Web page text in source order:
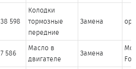
38 598
Колодки
тормозные
передние
Замена
7 586
Масло в
двигателе
Замена